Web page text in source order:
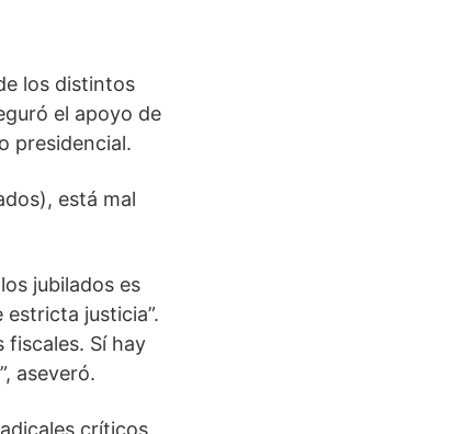
los distintos
el apoyo de
presidencial.
está mal
jubilados es
justicia”.
fiscales. Sí hay
aseveró.
críticos